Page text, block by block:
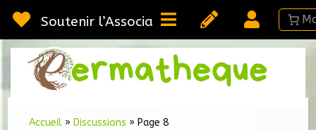
au
contenu
Soutenir l’Association
Accueil » Discussions » Page 8